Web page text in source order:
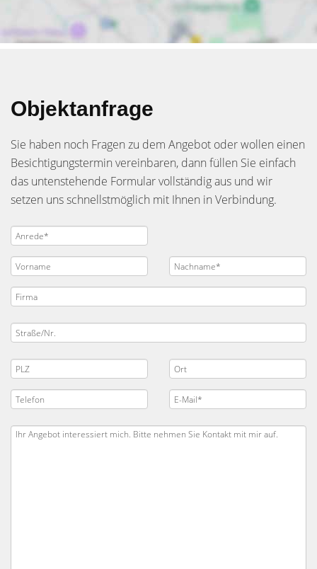
Objektanfrage
Sie haben noch Fragen zu dem Angebot oder wollen einen
Besichtigungstermin vereinbaren, dann füllen Sie einfach
das untenstehende Formular vollständig aus und wir
setzen uns schnellstmöglich mit Ihnen in Verbindung.